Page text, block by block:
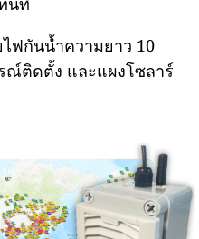
ฟกันน้ำความยาว 10
ณ์ติดตั้ง และแผงโซลาร์